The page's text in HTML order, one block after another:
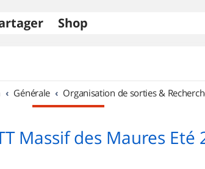
Shop
Générale Organisation de sorties &
Massif des Maures Eté